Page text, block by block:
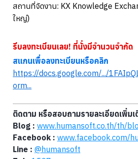
สถานที่จัดงาน: KX Knowledge
ใหญ่)
รีบลงทะเบียนเลย! ที่นั่งมีจำนวนจำกัด
สแกนเพื่อลงทะเบียนหรือคลิก
https://docs.google.com/.../
orm...
ติดตาม หรือสอบถามรายละเอียดเพิ่มเ
Blog : www.humansoft.co.th/th/
Facebook : www.facebook.com/
Line : @humansoft